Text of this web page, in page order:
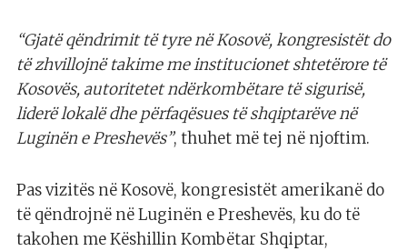
“Gjatë qëndrimit të tyre në Kosovë, kongresistët do
të zhvillojnë takime me institucionet shtetërore të
Kosovës, autoritetet ndërkombëtare të sigurisë,
liderë lokalë dhe përfaqësues të shqiptarëve në
Luginën e Preshevës”, thuhet më tej në njoftim.
Pas vizitës në Kosovë, kongresistët amerikanë do
të qëndrojnë në Luginën e Preshevës, ku do të
takohen me Këshillin Kombëtar Shqiptar,